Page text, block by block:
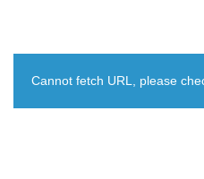
Cannot fetch URL, please